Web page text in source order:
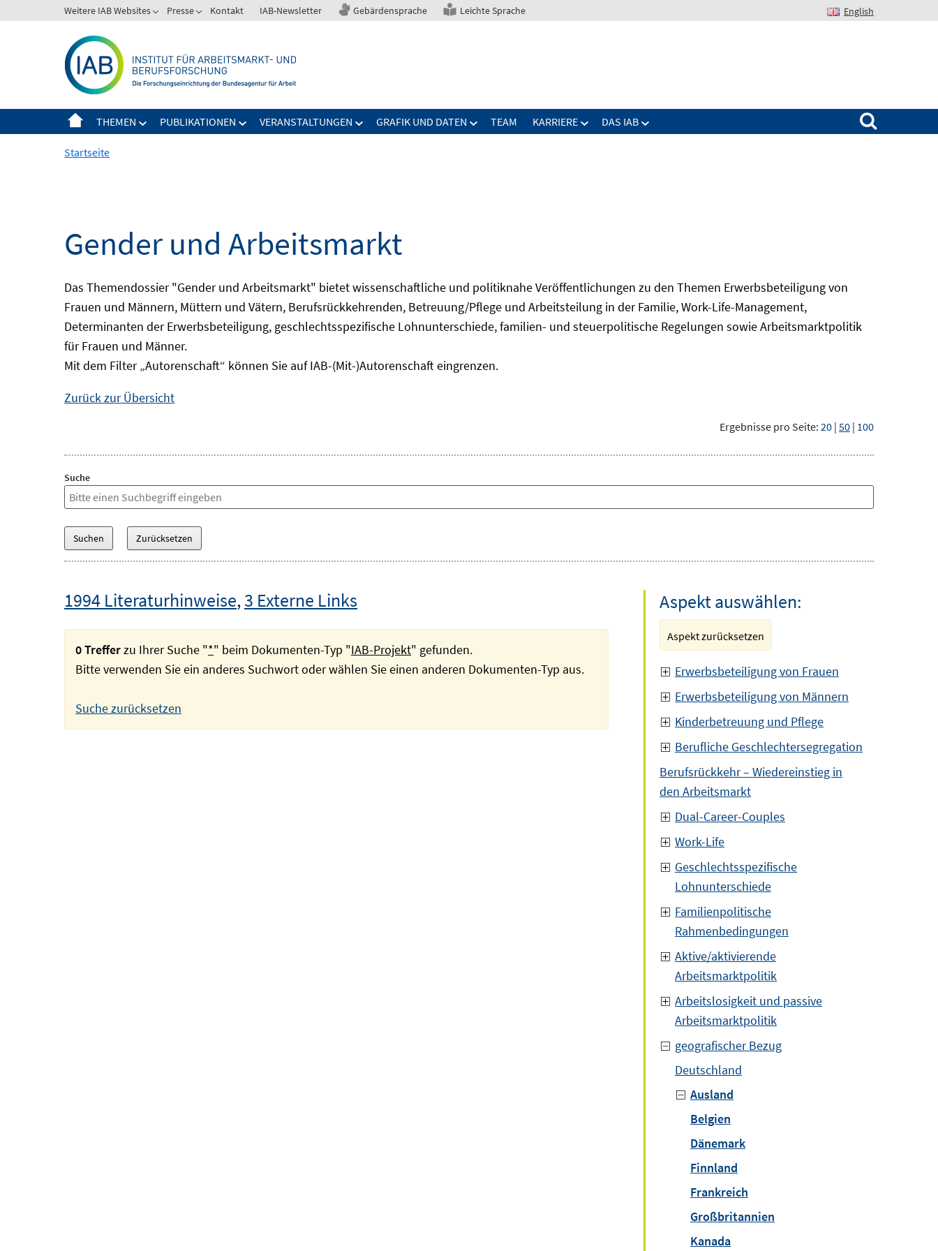
zum
Weitere IAB Websites Presse Kontakt IAB-Newsletter Gebärdensprache Leichte Sprache English
THEMEN PUBLIKATIONEN VERANSTALTUNGEN GRAFIK UND DATEN TEAM KARRIERE DAS IAB
Suchen nach:
Startseite
Gender und Arbeitsmarkt
Das Themendossier "Gender und Arbeitsmarkt" bietet wissenschaftliche und politiknahe Veröffentlichungen zu den Themen Erwerbsbeteiligung von
Frauen und Männern, Müttern und Vätern, Berufsrückkehrenden, Betreuung/Pflege und Arbeitsteilung in der Familie, Work-Life-Management,
Determinanten der Erwerbsbeteiligung, geschlechtsspezifische Lohnunterschiede, familien- und steuerpolitische Regelungen sowie Arbeitsmarktpolitik
für Frauen und Männer.
Mit dem Filter „Autorenschaft“ können Sie auf IAB-(Mit-)Autorenschaft eingrenzen.
Zurück zur Übersicht
Ergebnisse pro Seite: 20 | 50 | 100
Suche
1994 Literaturhinweise,3 Externe Links
0 Trefferzu Ihrer Suche "*" beim Dokumenten-Typ "IAB-Projekt" gefunden.
Bitte verwenden Sie ein anderes Suchwort oder wählen Sie einen anderen Dokumenten-Typ aus.
Suche zurücksetzen
Aspekt auswählen:
Aspekt zurücksetzen
Erwerbsbeteiligung von Frauen
Erwerbsbeteiligung von Männern
Kinderbetreuung und Pflege
Berufliche Geschlechtersegregation
Berufsrückkehr – Wiedereinstieg in
den Arbeitsmarkt
Dual-Career-Couples
Work-Life
Geschlechtsspezifische
Lohnunterschiede
Familienpolitische
Rahmenbedingungen
Aktive/aktivierende
Arbeitsmarktpolitik
Arbeitslosigkeit und passive
Arbeitsmarktpolitik
geografischer Bezug
Deutschland
Ausland
Belgien
Dänemark
Finnland
Frankreich
Großbritannien
Kanada